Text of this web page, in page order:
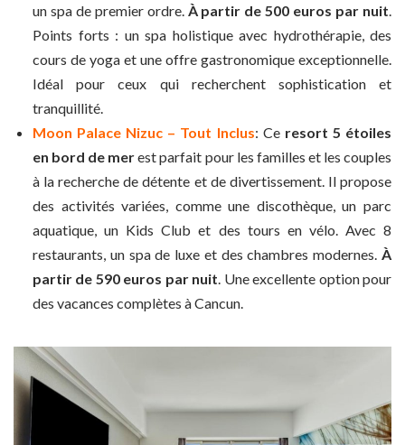
un spa de premier ordre. À partir de 500 euros par nuit
Points forts : un spa holistique avec hydrothérapie, des
cours de yoga et une offre gastronomique exceptionnelle.
Idéal pour ceux qui recherchent sophistication et
tranquillité.
Moon Palace Nizuc – Tout Inclus: Ce resort 5 étoiles
en bord de merest parfait pour les familles et les couples
à la recherche de détente et de divertissement. Il propose
des activités variées, comme une discothèque, un parc
aquatique, un Kids Club et des tours en vélo. Avec 8
restaurants, un spa de luxe et des chambres modernes. À
partir de 590 euros par nuit . Une excellente option pour
des vacances complètes à Cancun.